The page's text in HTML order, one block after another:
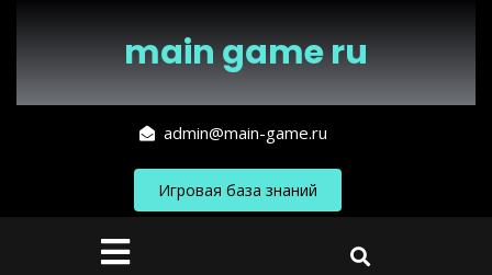
main game ru
admin@main-game.ru
Игровая база знаний
Кнопка